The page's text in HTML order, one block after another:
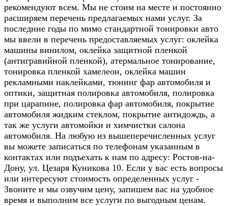
рекомендуют всем. Мы не стоим на месте и постоянно
расширяем перечень предлагаемых нами услуг. За
последние годы по мимо стандартной тонировки авто
мы ввели в перечень предоставляемых услуг: оклейка
машины винилом, оклейка защитной пленкой
(антигравийной пленкой), атермальное тонирование,
тонировка пленкой хамелеон, оклейка машин
рекламными наклейками, тюнинг фар автомобиля и
оптики, защитная полировка автомобиля, полировка
при царапине, полировка фар автомобиля, покрытие
автомобиля жидким стеклом, покрытие антидождь, а
так же услуги автомойки и химчистки салона
автомобиля. На любую из вышеперечисленных услуг
вы можете записаться по телефонам указанным в
контактах или подъехать к нам по адресу: Ростов-на-
Дону, ул. Цезаря Куникова 10. Если у вас есть вопросы
или интересуют стоимость определенных услуг -
Звоните и мы озвучим цену, запишем вас на удобное
время и выполним все услуги по выгодным ценам.